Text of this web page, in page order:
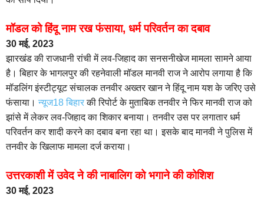
मॉडल को हिंदू नाम रख फंसाया, धर्म परिवर्तन का दबाव
30 मई, 2023
झारखंड की राजधानी रांची में लव-जिहाद का सनसनीखेज मामला सामने आया
है। बिहार के भागलपुर की रहनेवाली मॉडल मानवी राज ने आरोप लगाया है कि
मॉडलिंग इंस्टीट्यूट संचालक तनवीर अख्तर खान ने हिंदू नाम यश के जरिए उसे
फंसाया। न्यूज18 बिहारकी रिपोर्ट के मुताबिक तनवीर ने फिर मानवी राज को
झांसे में लेकर लव-जिहाद का शिकार बनाया। तनवीर उस पर लगातार धर्म
परिवर्तन कर शादी करने का दबाव बना रहा था। इसके बाद मानवी ने पुलिस में
तनवीर के खिलाफ मामला दर्ज कराया।
उत्तरकाशी में उवेद ने की नाबालिग को भगाने की कोशिश
30 मई, 2023